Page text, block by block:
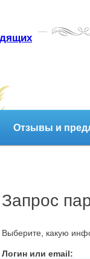
Отзывы и
Запрос
Выберите, какую
Логин или email: